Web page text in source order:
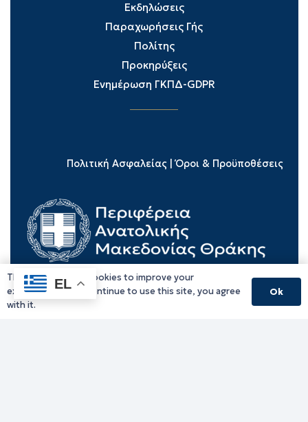
Εκδηλώσεις
Παραχωρήσεις Γής
Πολίτης
Προκηρύξεις
Ενημέρωση ΓΚΠΔ-GDPR
Πολιτική Ασφαλείας|Όροι & Προϋποθέσεις
EL
This website uses cookies to improve your
experience. If you continue to use this site, you agree
with it.
Ok